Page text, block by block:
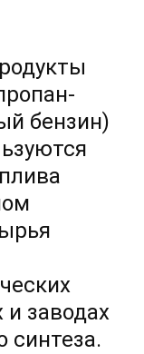
бензин)
и заводах
синтеза.